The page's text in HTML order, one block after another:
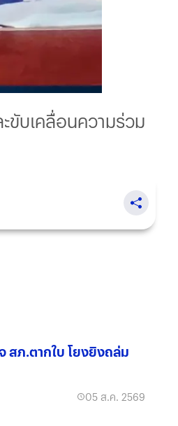
ขับเคลื่อนความร่วม
สภ.ตากใบ โยงยิงถล่ม
05 ส.ค. 2569